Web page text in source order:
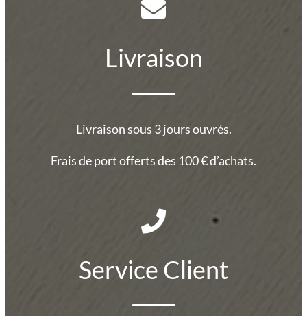
Livraison
Livraison sous 3 jours ouvrés.
Frais de port offerts des 100 € d’achats.
Service Client